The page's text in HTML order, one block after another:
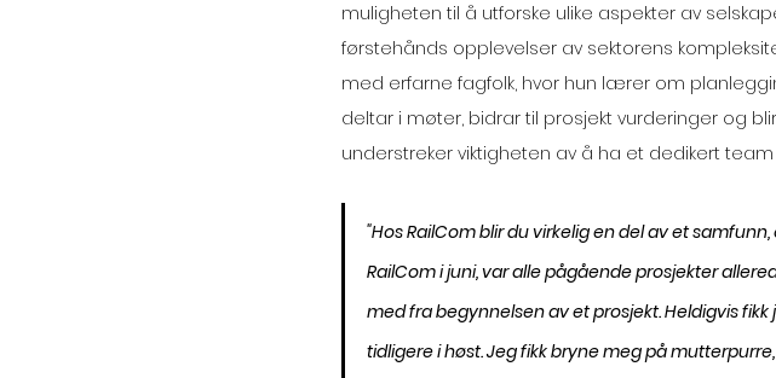
muligheten til å utforske ulike aspekter av
førstehånds opplevelser av sektorens
med erfarne fagfolk, hvor hun lærer om
deltar i møter, bidrar til prosjekt vurderinger og
understreker viktigheten av å ha et dedikert
"Hos RailCom blir du virkelig en del av et
RailCom i juni, var alle pågående prosjekter
med fra begynnelsen av et prosjekt. Heldigvis
tidligere i høst. Jeg fikk bryne meg på